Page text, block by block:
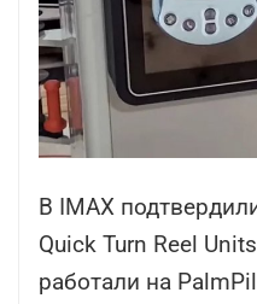
В IMAX
Quick Turn Reel
работали на